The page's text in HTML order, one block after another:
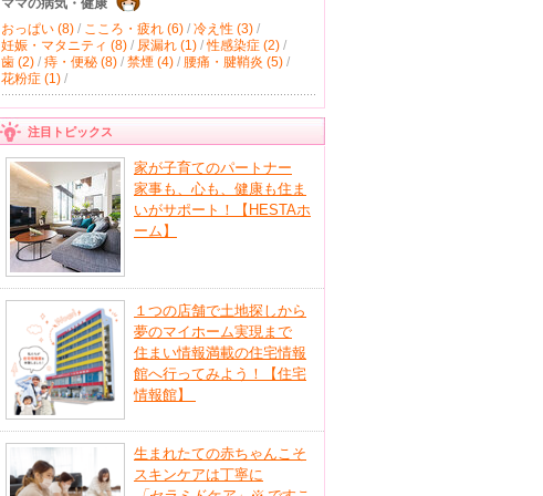
おっぱい (8)/ こころ・疲れ (6)/ 冷え性 (3)/
妊娠・マタニティ (8)/ 尿漏れ (1)/ 性感染症 (2)/
歯 (2)/ 痔・便秘 (8)/ 禁煙 (4)/ 腰痛・腱鞘炎 (5)/
花粉症 (1)/
注目トピックス
家が子育てのパートナー
家事も、心も、健康も住ま
いがサポート！【HESTAホ
ーム】
１つの店舗で土地探しから
夢のマイホーム実現まで
住まい情報満載の住宅情報
館へ行ってみよう！【住宅
情報館】
生まれたての赤ちゃんこそ
スキンケアは丁寧に